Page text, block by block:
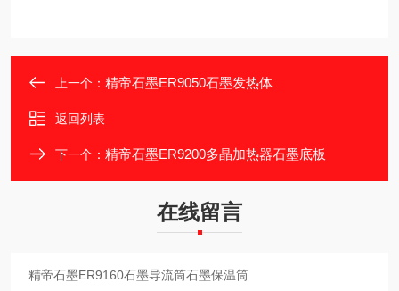
上一个： 精帝石墨ER9050石墨发热体
返回列表
下一个： 精帝石墨ER9200多晶加热器石墨底板
在线留言